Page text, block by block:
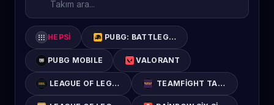
apps HEPSI PUBG: BATTLEGROUNDS
PUBG MOBILE VALORANT
LEAGUE OF LEGENDS TEAMFIGHT TACTICS